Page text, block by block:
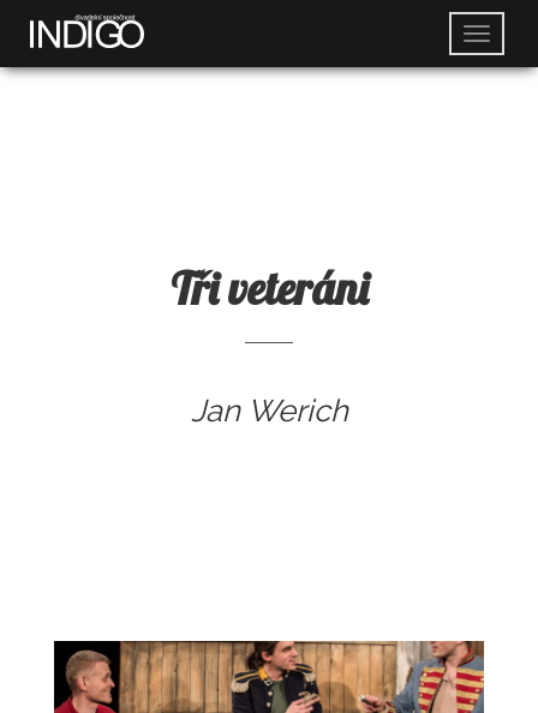
Tři veteráni
Jan Werich